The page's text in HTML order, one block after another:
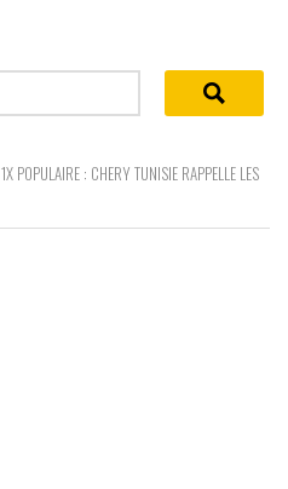
POPULAIRE : CHERY TUNISIE RAPPELLE LES